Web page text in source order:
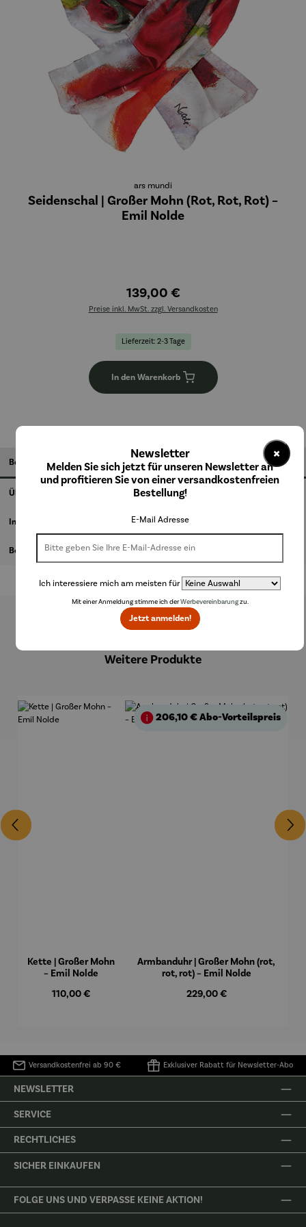
ars mundi
Seidenschal | Großer Mohn (Rot, Rot, Rot) –
Emil Nolde
139,00 €
Preise inkl. MwSt. zzgl. Versandkosten
Lieferzeit: 2-3 Tage
In den Warenkorb
Beschreibung
Über den Künstler
Informationen zum Hersteller
Bewertungen
Produktgalerie überspringen
Weitere Produkte
Kette | Großer Mohn
– Emil Nolde
Regulärer Preis:
110,00 €
206,10 €Abo-Vorteilspreis
Armbanduhr | Großer Mohn (rot,
rot, rot) – Emil Nolde
Regulärer Preis:
229,00 €
Versandkostenfrei ab 90 € Exklusiver Rabatt für Newsletter-Abo
NEWSLETTER
SERVICE
RECHTLICHES
SICHER EINKAUFEN
FOLGE UNS UND VERPASSE KEINE AKTION!
×
Newsletter
Melden Sie sich jetzt für unseren Newsletter an
und profitieren Sie von einer versandkostenfreien
Bestellung!
E-Mail Adresse
Ich interessiere mich am meisten für
Mit einer Anmeldung stimme ich derWerbevereinbarungzu.
Jetzt anmelden!